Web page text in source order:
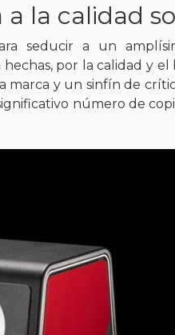
la calidad
seducir a un
por la calidad y
y un sinfín de
número de